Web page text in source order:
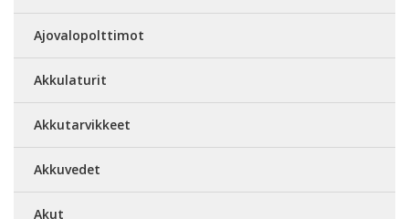
Ajovalopolttimot
Akkulaturit
Akkutarvikkeet
Akkuvedet
Akut